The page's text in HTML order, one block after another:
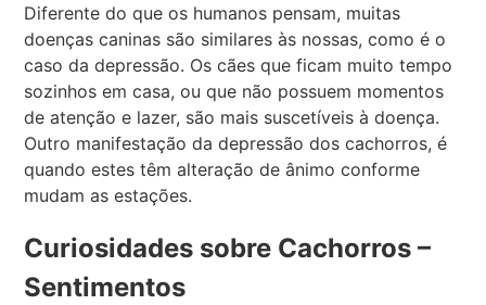
Diferente do que os humanos pensam, muitas
doenças caninas são similares às nossas, como é o
caso da depressão. Os cães que ficam muito tempo
sozinhos em casa, ou que não possuem momentos
de atenção e lazer, são mais suscetíveis à doença.
Outro manifestação da depressão dos cachorros, é
quando estes têm alteração de ânimo conforme
mudam as estações.
Curiosidades sobre Cachorros –
Sentimentos